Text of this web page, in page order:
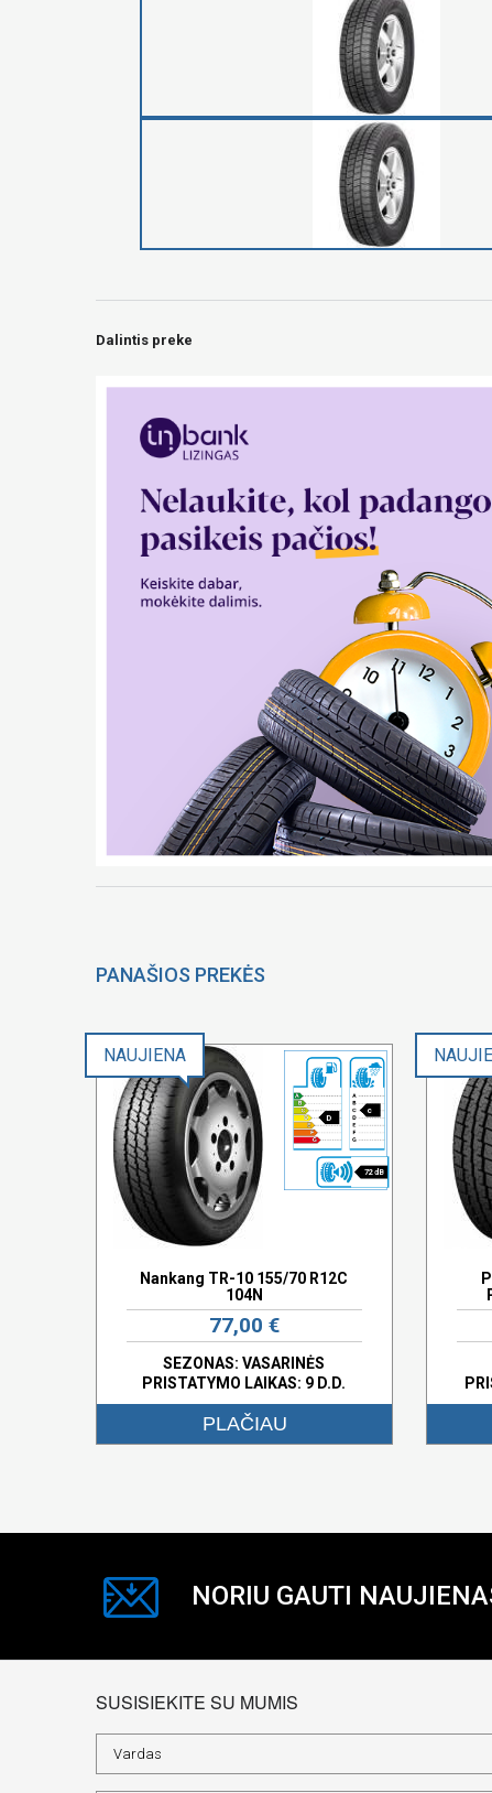
Dalintis preke
PANAŠIOS PREKĖS
D
c
72 dB
NAUJIENA
Nankang TR-10 155/70 R12C
104N
77,00 €
SEZONAS: VASARINĖS
PRISTATYMO LAIKAS: 9 D.D.
PLAČIAU
NORIU GAUTI
SUSISIEKITE SU MUMIS